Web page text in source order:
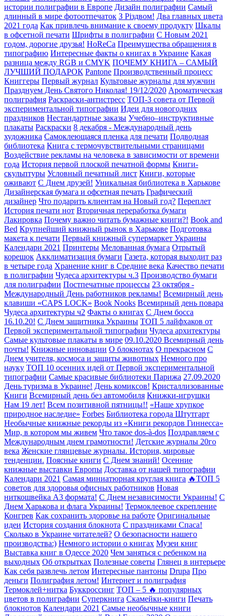
истории полиграфии в Европе Дизайн полиграфии Самый
длинный в мире фотоотпечаток З Різдвом! Два главных цвета
2021 года Как привлечь внимание к своему продукту Шкалы
в офсетной печати Шрифты в полиграфии С Новым 2021
годом, дорогие друзья! HoReCa Преимущества обращения в
типографию Интересные факты о книгах в Украине Какая
разница между RGB и CMYK ПОЧЕМУ КНИГА – САМЫЙ
ЛУЧШИЙ ПОДАРОК Pantone Производственный процесс
Книггеры Первый журнал Культовые журналы для мужчин
Празднуем День Святого Николая! 19/12/2020 Ароматическая
полиграфия Раскраски-антистресс ТОП-3 совета от Первой
экспериментальной типографии Идеи для новогодних
праздников Нестандартные заказы Учебно–инструктивные
плакаты Раскраски 8 декабря - Международный день
художника Самоклеющаяся пленка для печати Подводная
библиотека Книга с термочувствительными страницами
Воздействие рекламы на человека в зависимости от времени
года История первой плоской печатной формы Книги-
скульптуры Условный печатный лист Книги, которые
оживают С Днем друзей! Уникальная библиотека в Харькове
Дизайнерская бумага и офсетная печать Графический
дизайнер Что подарить клиентам на Новый год? Переплет
История печати нот Вторичная переработка бумаги
Лакировка Почему важно читать бумажные книги?! Book and
Bed Крупнейший книжный рынок в Харькове Подготовка
макета к печати Первый книжный супермаркет Украины
Календари 2021 Принтеры Мелованная бумага Отрытый
корешок Акклиматизация бумаги Газета, которая выходит раз
в четыре года Хранение книг в Средние века Качество печати
в полиграфии Чудеса архитектуры ч.3 Производство бумаги
для полиграфии Постпечатные процессы 23 октября -
Международный День работников рекламы! Всемирный день
клавиши «CAPS LOCK» Book Nooks Всемирный день повара
Чудеса архитектуры ч2 Факты о книгах С Днем босса
16.10.20! С Днем защитника Украины ТОП 5 лайфхаков от
Первой экспериментальной типографии Чудеса архитектуры
Самые культовые плакаты в мире 09.10.2020 Всемирный день
почты! Книжные инновации О блокнотах О прекрасном С
Днем учителя, космоса и защиты животных Немного про
науку ТОП 10 осенних идей от Первой экспериментальной
типографии Самые красивые библиотеки Парижа 27.09.2020
День туризма в Украине! День комиксов! Кристаллизованные
Книги Всемирный день без автомобиля Книжки-игрушки
Нам 19 лет! Всем позитивной пятницы!! «Наше хрупкое
природное наследие» Forbes Библиотека города Штутгарт
Необычные книжные рекорды из «Книги рекордов Гиннесса»
Мир, в котором мы живем Что такое dos-à-dos Поздравляем с
Международным днем грамотности! Детские журналы 20го
века Женские глянцевые журналы. История, мировые
тенденции. Поясные книги С Днем знаний! Осенние
книжные выставки Европы Доставка от нашей типографии
Календари 2021 Самая миниатюрная круглая книга 🔥ТОП 5
советов для здоровья офисных работников Новая
ниткошвейка А3 формата! С Днем независимости Украины! С
Днем Харькова и флага Украины! Термоклеевое скрепление
Конгрев Как сохранить здоровье на работе Оригинальные
идеи История создания блокнота С праздниками Спаса!
Сколько в Украине читателей? О безопасности нашего
производства:) Немного истории о книгах Музеи книг
Выставка книг в Одессе 2020 Чем заняться с ребенком на
выходных Об открытках Полезные советы Глянец в интерьере
Как себя развлечь летом Интересные пантоны Drupa Про
деньги Полиграфия летом! Интернет и полиграфия
Термоклей+нитка Буккроссинг ТОП – 5 🔥 популярных
цветов в полиграфии Суперкнига Скамейки-книги Печать
блокнотов Календари 2021 Самые необычные книги